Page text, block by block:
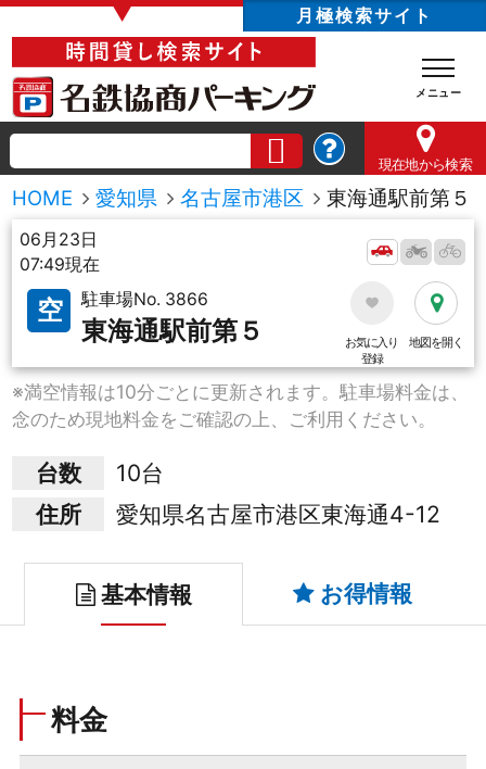
▼ 月極検索サイト
現在地から検索
HOME 愛知県 名古屋市港区 東海通駅前第５
06月23日
07:49現在
空 駐車場No. 3866
東海通駅前第５
お気に入り
登録
地図を開く
※満空情報は10分ごとに更新されます。駐車場料金は、
念のため現地料金をご確認の上、ご利用ください。
台数
10台
住所
愛知県名古屋市港区東海通4-12
基本情報 お得情報
料金